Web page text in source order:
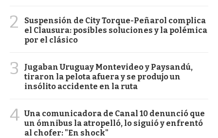
2
Suspensión de City Torque-Peñarol complica
el Clausura: posibles soluciones y la polémica
por el clásico
3
Jugaban Uruguay Montevideo y Paysandú,
tiraron la pelota afuera y se produjo un
insólito accidente en la ruta
4 Una comunicadora de Canal 10 denunció que
un ómnibus la atropelló, lo siguió y enfrentó
al chofer: "En shock"